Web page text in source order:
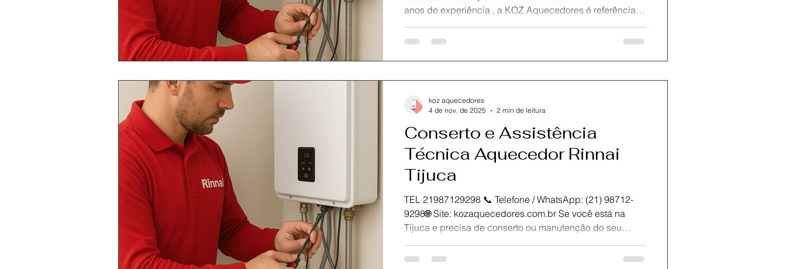
anos de experiência , a KOZ Aquecedores é referência
Rio de Janeiro .Se você mora em Vila Isabel e seu
técnica especializada para um atendimento rápido,
instalação e m
Conserto e Assistência
Técnica Aquecedor Rinnai
Tijuca
TEL 21987129298 📞 Telefone / WhatsApp: (21) 98712-
9298🌐 Site: kozaquecedores.com.br Se você está na
Tijuca e precisa de conserto ou manutenção do seu
Somos especialistas em assistência técnica de
koz aquecedores
4 de nov. de 2025
2 min de leitura